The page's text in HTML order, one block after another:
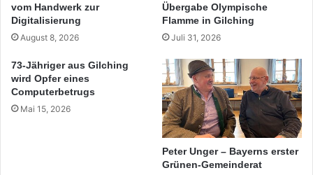
vom Handwerk zur
Digitalisierung
August 8, 2026
Übergabe Olympische
Flamme in Gilching
Juli 31, 2026
73-Jähriger aus Gilching
wird Opfer eines
Computerbetrugs
Mai 15, 2026
Peter Unger – Bayerns erster
Grünen-Gemeinderat